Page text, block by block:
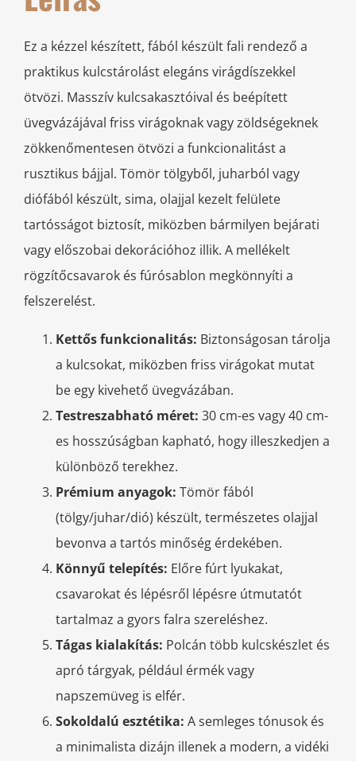
Ez a kézzel készített, fából készült fali rendező a
praktikus kulcstárolást elegáns virágdíszekkel
ötvözi. Masszív kulcsakasztóival és beépített
üvegvázájával friss virágoknak vagy zöldségeknek
zökkenőmentesen ötvözi a funkcionalitást a
rusztikus bájjal. Tömör tölgyből, juharból vagy
diófából készült, sima, olajjal kezelt felülete
tartósságot biztosít, miközben bármilyen bejárati
vagy előszobai dekorációhoz illik. A mellékelt
rögzítőcsavarok és fúrósablon megkönnyíti a
felszerelést.
Kettős funkcionalitás: Biztonságosan tárolja
a kulcsokat, miközben friss virágokat mutat
be egy kivehető üvegvázában.
Testreszabható méret: 30 cm-es vagy 40 cm-
es hosszúságban kapható, hogy illeszkedjen a
különböző terekhez.
Prémium anyagok: Tömör fából
(tölgy/juhar/dió) készült, természetes olajjal
bevonva a tartós minőség érdekében.
Könnyű telepítés: Előre fúrt lyukakat,
csavarokat és lépésről lépésre útmutatót
tartalmaz a gyors falra szereléshez.
Tágas kialakítás: Polcán több kulcskészlet és
apró tárgyak, például érmék vagy
napszemüveg is elfér.
Sokoldalú esztétika: A semleges tónusok és
a minimalista dizájn illenek a modern, a vidéki